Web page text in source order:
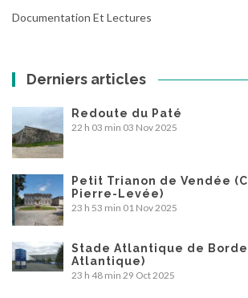
Documentation Et Lectures
Derniers articles
Redoute du Paté
22 h 03 min 03 Nov 2025
Petit Trianon de Vendée
Pierre-Levée)
23 h 53 min 01 Nov 2025
Stade Atlantique de
Atlantique)
23 h 48 min 29 Oct 2025